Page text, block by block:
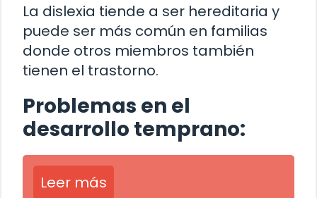
La dislexia tiende a ser hereditaria y
puede ser más común en familias
donde otros miembros también
tienen el trastorno.
Problemas en el
desarrollo temprano:
Leer más